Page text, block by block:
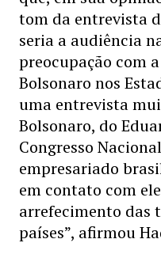
tom da entrevista
seria a audiência
preocupação com
Bolsonaro nos
uma entrevista
Bolsonaro, do
Congresso
empresariado
em contato com
arrefecimento das
países”, afirmou